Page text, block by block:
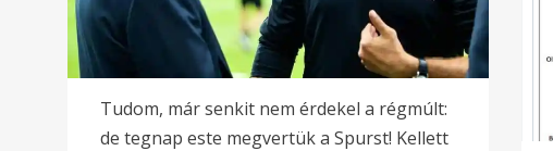
Tudom, már senkit nem érdekel a régmúlt:
de tegnap este megvertük a Spurst! Kellett